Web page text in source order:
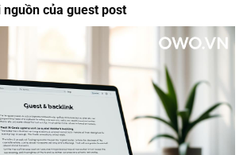
của guest post